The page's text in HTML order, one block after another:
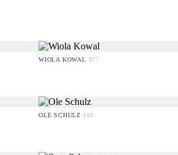
WIOLA KOWAL 177
OLE SCHULZ 193